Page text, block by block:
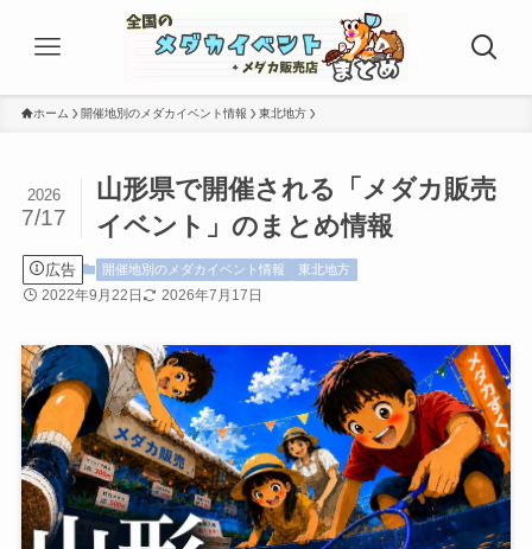
ホーム 開催地別のメダカイベント情報 東北地方
山形県で開催される「メダカ販売
イベント」のまとめ情報
2026
7/17
広告 開催地別のメダカイベント情報 東北地方
2022年9月22日 2026年7月17日